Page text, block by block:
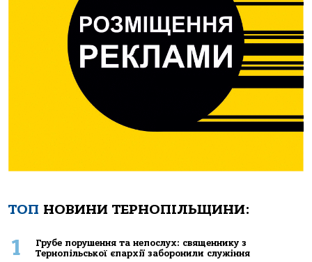
ТОП НОВИНИ ТЕРНОПІЛЬЩИНИ:
1
Грубе порушення та непослух: священнику з
Тернопільської єпархії заборонили служіння